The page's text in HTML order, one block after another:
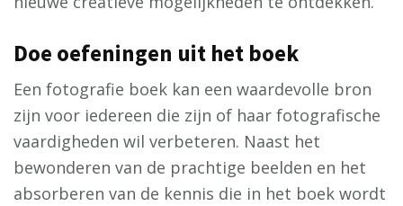
Doe oefeningen uit het boek
Een fotografie boek kan een waardevolle bron
zijn voor iedereen die zijn of haar fotografische
vaardigheden wil verbeteren. Naast het
bewonderen van de prachtige beelden en het
absorberen van de kennis die in het boek wordt